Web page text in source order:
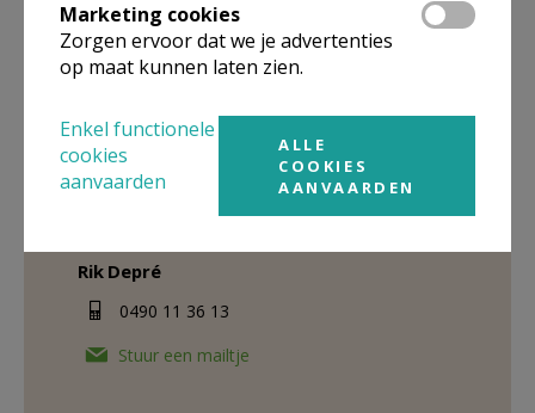
050 37 26 75
Stuur een mailtje
Contactpersoon voor vragen en
opmerkingen bij de website
Rik Depré
0490 11 36 13
Stuur een mailtje
Marketing cookies
Zorgen ervoor dat we je advertenties
op maat kunnen laten zien.
Enkel functionele
cookies
aanvaarden
ALLE
COOKIES
AANVAARDEN